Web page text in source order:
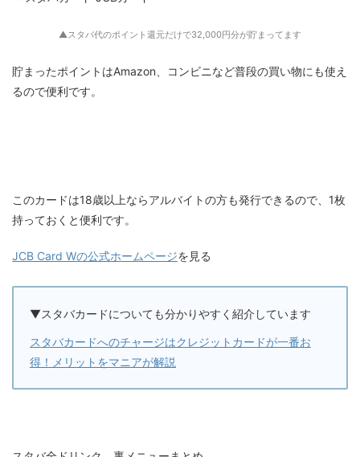
▲スタバ代のポイント還元だけで32,000円分が貯まってます
貯まったポイントはAmazon、コンビニなど普段の買い物にも使え
るので便利です。
このカードは18歳以上ならアルバイトの方も発行できるので、1枚
持っておくと便利です。
JCB Card Wの公式ホームページを見る
▼スタバカードについても分かりやすく紹介しています
スタバカードへのチャージはクレジットカードが一番お
得！メリットをマニアが解説